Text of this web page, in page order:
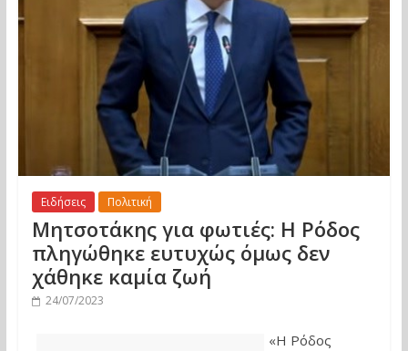
Ειδήσεις Πολιτική
Μητσοτάκης για φωτιές: Η Ρόδος
πληγώθηκε ευτυχώς όμως δεν
χάθηκε καμία ζωή
24/07/2023
«Η Ρόδος